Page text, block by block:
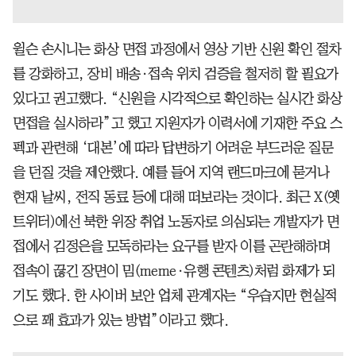
윌슨 손시니는 화상 면접 과정에서 영상 기반 신원 확인 절차
를 강화하고, 장비 배송·접속 위치 검증을 철저히 할 필요가
있다고 권고했다. “신원을 시각적으로 확인하는 실시간 화상
면접을 실시하라”고 했고 지원자가 이력서에 기재한 주요 스
펙과 관련해 ‘대본’에 따라 답변하기 어려운 부드러운 질문
을 던질 것을 제안했다. 예를 들어 지역 랜드마크에 묻거나
현재 날씨, 전직 동료 등에 대해 떠보라는 것이다. 최근 X(옛
트위터)에선 북한 위장 취업 노동자로 의심되는 개발자가 면
접에서 김정은을 모독하라는 요구를 받자 이를 곤란해하며
접속이 끊긴 장면이 밈(meme·유행 콘텐츠)처럼 화제가 되
기도 했다. 한 사이버 보안 업체 관계자는 “우습지만 현실적
으로 꽤 효과가 있는 방법”이라고 했다.